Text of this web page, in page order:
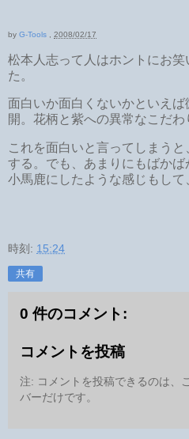
by G-Tools 2008/02/17
松本人志って人はホントにお
た。
面白いか面白くないかといえ
開。花柄と紫への異常なこだわ
これを面白いと言ってしまう
する。でも、あまりにもばか
小馬鹿にしたような感じもして
時刻: 15:24
共有
0 件のコメント:
コメントを投稿
注: コメントを投稿できるのは、
バーだけです。